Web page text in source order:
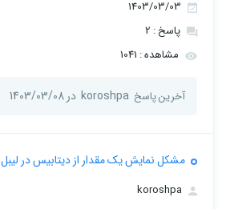
پاسخ : 2
مشاهده : 1041
آخرین پاسخ koroshpa در 1403/03/08
مشکل نمایش یک مقدار از دیتابیس در لیبل